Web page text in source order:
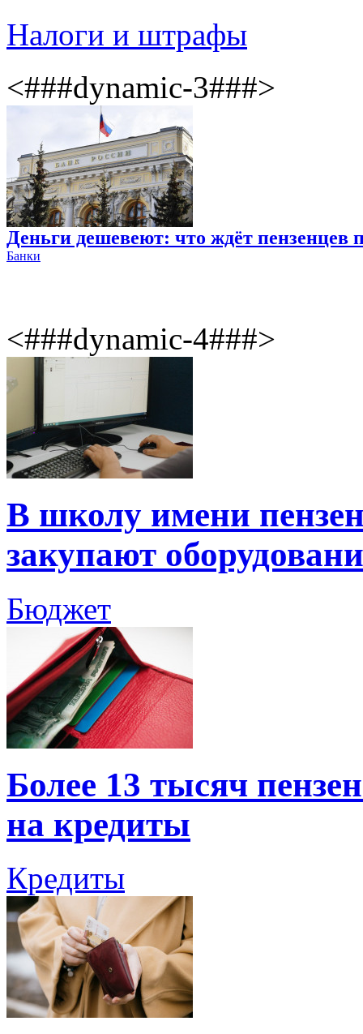
Налоги и штрафы
<###dynamic-3###>
Деньги дешевеют: что ждёт пензенцев
Банки
<###dynamic-4###>
В школу имени
закупают
Бюджет
Более 13 тысяч
на кредиты
Кредиты